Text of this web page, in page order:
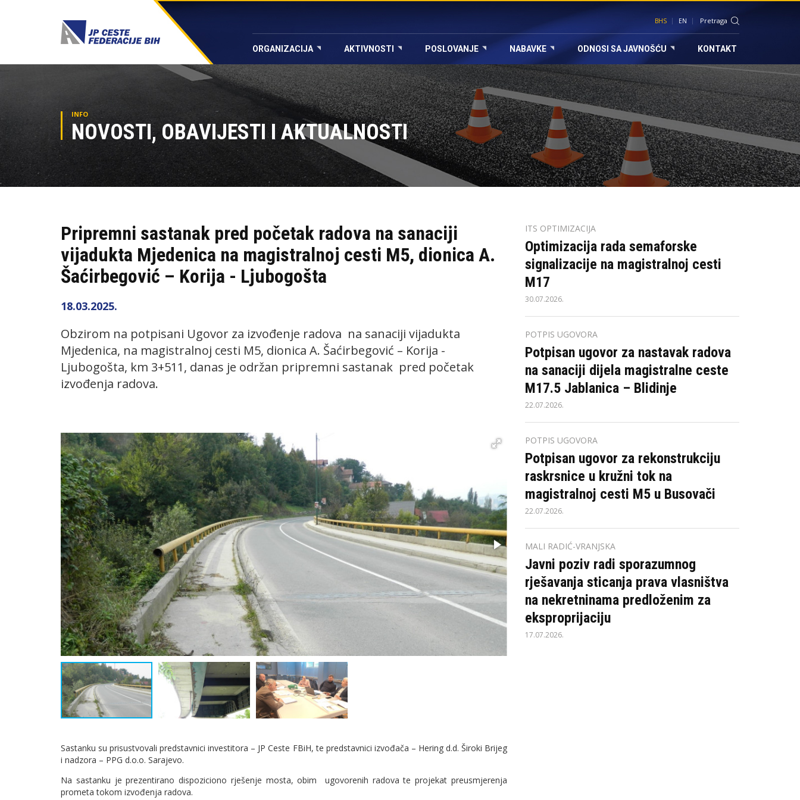
BHS EN
ORGANIZACIJA AKTIVNOSTI POSLOVANJE NABAVKE ODNOSI SA JAVNOŠĆU KONTAKT
INFO
NOVOSTI, OBAVIJESTI I AKTUALNOSTI
Pripremni sastanak pred početak radova na sanaciji
vijadukta Mjedenica na magistralnoj cesti M5, dionica A.
Šaćirbegović – Korija - Ljubogošta
18.03.2025.
Obzirom na potpisani Ugovor za izvođenje radova na sanaciji vijadukta
Mjedenica, na magistralnoj cesti M5, dionica A. Šaćirbegović – Korija -
Ljubogošta, km 3+511, danas je održan pripremni sastanak pred početak
izvođenja radova.
Sastanku su prisustvovali predstavnici investitora – JP Ceste FBiH, te predstavnici izvođača – Hering d.d. Široki Brijeg
i nadzora – PPG d.o.o. Sarajevo.
Na sastanku je prezentirano dispoziciono rješenje mosta, obim ugovorenih radova te projekat preusmjerenja
prometa tokom izvođenja radova.
ITS OPTIMIZACIJA
Optimizacija rada semaforske
signalizacije na magistralnoj cesti
M17
30.07.2026.
POTPIS UGOVORA
Potpisan ugovor za nastavak radova
na sanaciji dijela magistralne ceste
M17.5 Jablanica – Blidinje
22.07.2026.
POTPIS UGOVORA
Potpisan ugovor za rekonstrukciju
raskrsnice u kružni tok na
magistralnoj cesti M5 u Busovači
22.07.2026.
MALI RADIĆ-VRANJSKA
Javni poziv radi sporazumnog
rješavanja sticanja prava vlasništva
na nekretninama predloženim za
eksproprijaciju
17.07.2026.